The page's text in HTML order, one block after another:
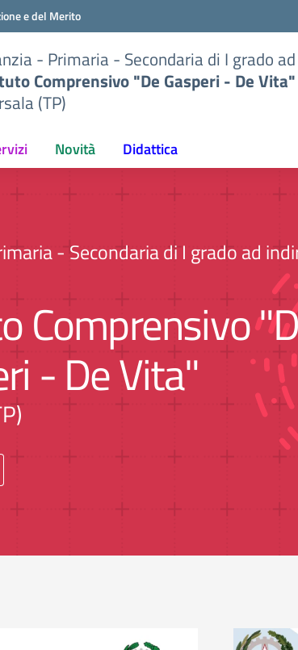
e del Merito
- Primaria - Secondaria di I grado
Comprensivo "De Gasperi - De Vita"
(TP)
Novità Didattica
- Secondaria di I grado ad
Comprensivo
- De Vita"